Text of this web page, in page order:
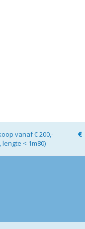
vanaf € 200,-
< 1m80)